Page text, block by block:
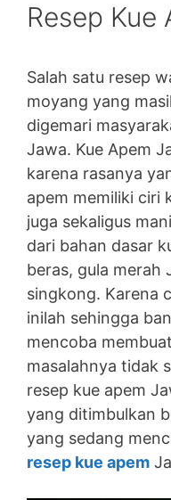
Resep Kue
Salah satu resep
moyang yang
digemari
Jawa. Kue Apem
karena rasanya
apem memiliki ciri
juga sekaligus
dari bahan dasar
beras, gula merah
singkong. Karena
inilah sehingga
mencoba
masalahnya tidak
resep kue apem
yang ditimbulkan
yang sedang
resep kue apem